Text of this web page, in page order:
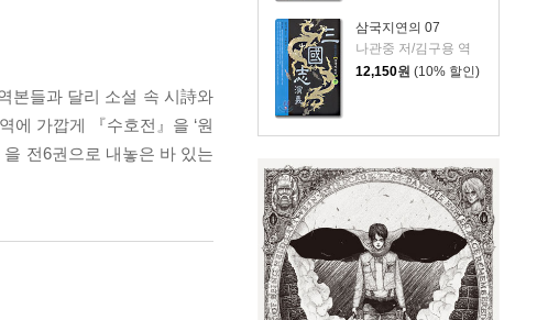
삼국지연의 07
나관중 저/김구용 역
12,150원 (10% 할인)
본들과 달리 소설 속 시詩와
에 가깝게 『수호전』을 ‘원
전6권으로 내놓은 바 있는